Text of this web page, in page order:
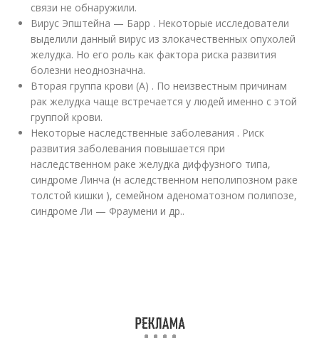
связи не обнаружили.
Вирус Эпштейна — Барр . Некоторые исследователи
выделили данный вирус из злокачественных опухолей
желудка. Но его роль как фактора риска развития
болезни неоднозначна.
Вторая группа крови (A) . По неизвестным причинам
рак желудка чаще встречается у людей именно с этой
группой крови.
Некоторые наследственные заболевания . Риск
развития заболевания повышается при
наследственном раке желудка диффузного типа,
синдроме Линча (н аследственном неполипозном раке
толстой кишки ), семейном аденоматозном полипозе,
синдроме Ли — Фраумени и др..